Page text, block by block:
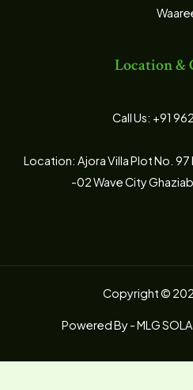
Location &
Call Us: +91
Location: Ajora Villa Plot No.
-02 Wave City
Copyright ©
Powered By - MLG